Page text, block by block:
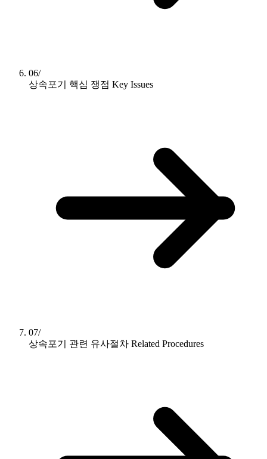
06/
상속포기 핵심 쟁점 Key Issues
07/
상속포기 관련 유사절차 Related Procedures